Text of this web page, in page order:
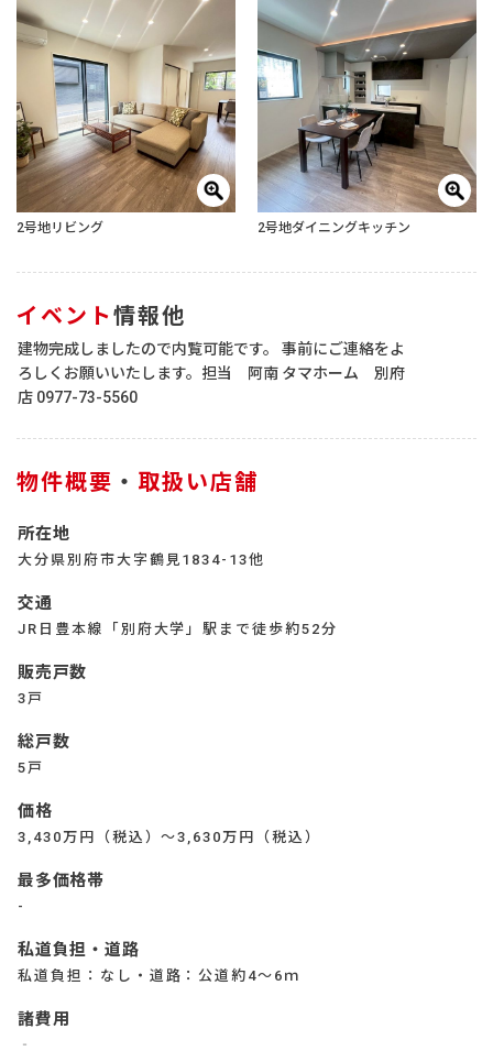
2号地リビング 2号地ダイニングキッチン
イベント 情報他
建物完成しましたので内覧可能です。 事前にご連絡をよ
ろしくお願いいたします。担当 阿南 タマホーム 別府
店 0977-73-5560
物件概要 ・ 取扱い店舗
所在地
大分県別府市大字鶴見1834-13他
交通
JR日豊本線「別府大学」駅まで徒歩約52分
販売戸数
3戸
総戸数
5戸
価格
3,430万円（税込）～3,630万円（税込）
最多価格帯
-
私道負担・道路
私道負担：なし・道路：公道約4～6ｍ
諸費用
‐